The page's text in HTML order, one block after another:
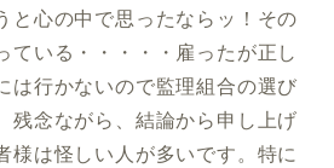
と心の中で思ったならッ！その
ている・・・・・雇ったが正し
は行かないので監理組合の選び
残念ながら、結論から申し上げ
様は怪しい人が多いです。特に